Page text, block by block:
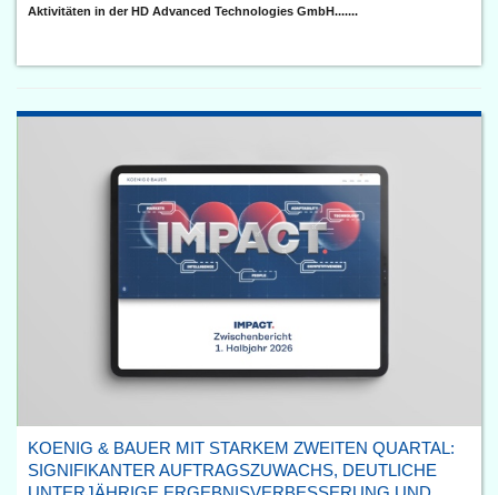
Aktivitäten in der HD Advanced Technologies GmbH.......
KOENIG & BAUER MIT STARKEM ZWEITEN QUARTAL:
SIGNIFIKANTER AUFTRAGSZUWACHS, DEUTLICHE